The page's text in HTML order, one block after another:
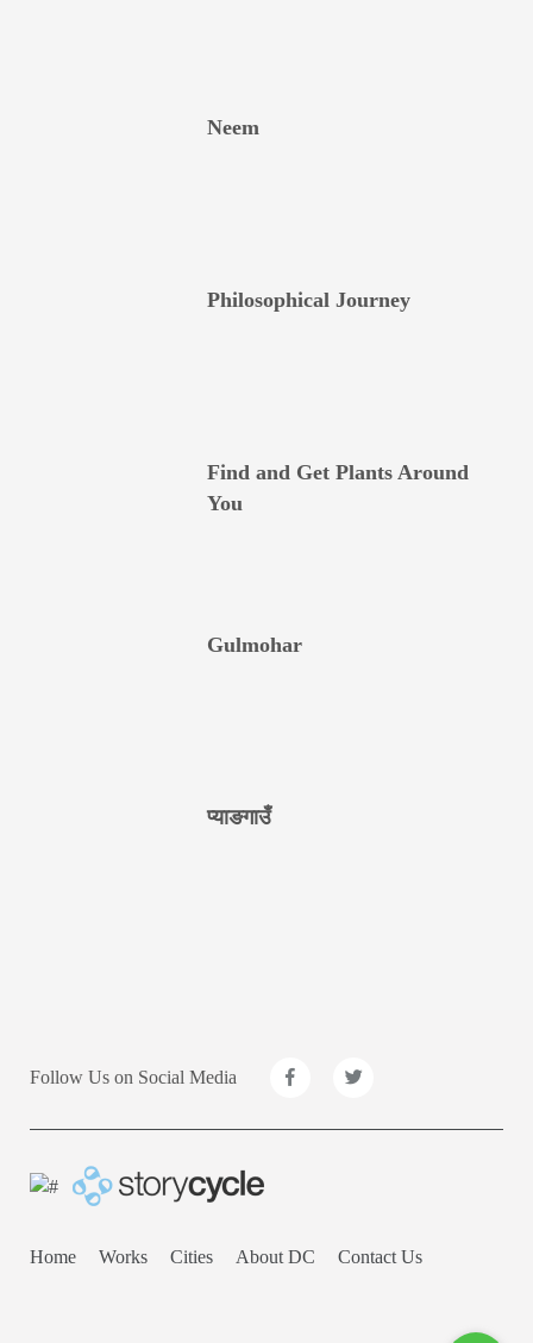
Neem
Philosophical Journey
Find and Get Plants Around
You
Gulmohar
प्याङगाउँ
Follow Us on Social Media
Home Works Cities About DC Contact Us